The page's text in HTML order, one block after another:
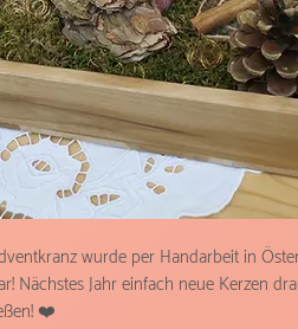
wurde per Handarbeit in
Nächstes Jahr einfach neue Kerzen
❤️